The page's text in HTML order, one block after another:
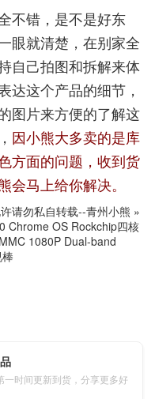
不错，是不是好东
眼就清楚，在别家全
自己拍图和拆解来体
达这个产品的细节，
图片来方便的了解这
因小熊大多卖的是库
方面的问题，收到货
马上给你解决。
请勿私自转载--青州小熊 »
Chrome OS Rockchip四核
1080P Dual-band
一时间更新到货，分享更多好